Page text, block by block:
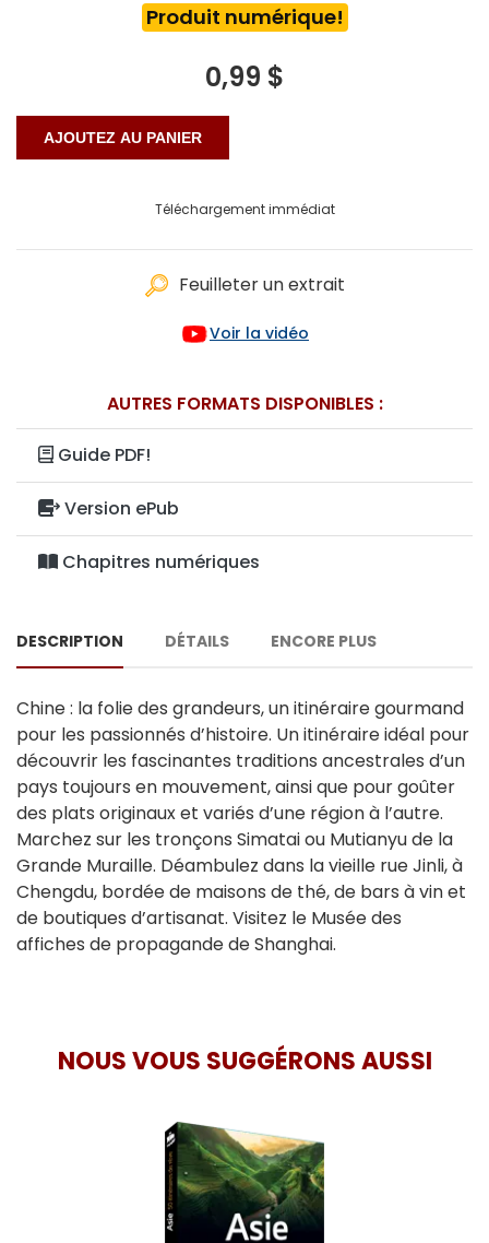
Produit numérique!
0,99 $
Téléchargement immédiat
Feuilleter un extrait
Voir la vidéo
AUTRES FORMATS DISPONIBLES :
Guide PDF!
Version ePub
Chapitres numériques
DESCRIPTION DÉTAILS ENCORE PLUS
Chine : la folie des grandeurs, un itinéraire gourmand
pour les passionnés d’histoire. Un itinéraire idéal pour
découvrir les fascinantes traditions ancestrales d’un
pays toujours en mouvement, ainsi que pour goûter
des plats originaux et variés d’une région à l’autre.
Marchez sur les tronçons Simatai ou Mutianyu de la
Grande Muraille. Déambulez dans la vieille rue Jinli, à
Chengdu, bordée de maisons de thé, de bars à vin et
de boutiques d’artisanat. Visitez le Musée des
affiches de propagande de Shanghai.
NOUS VOUS SUGGÉRONS AUSSI